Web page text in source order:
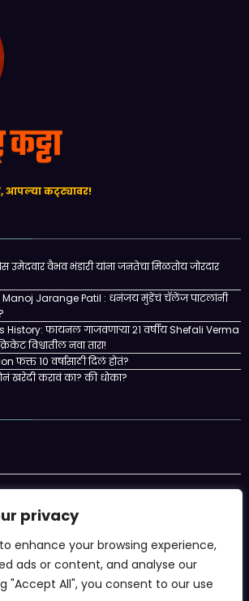
privacy
enhance your browsing experience,
ads or content, and analyse our
"Accept All", you consent to our use
आपल्या कट्ट्यावर!
उमेदवार वैभव भंडारी यांना जनतेचा मिळतोय जोरदार
Jarange Patil : धनंजय मुंडेंचं चॅलेंज पाटलांनी
फायनल गाजवणाऱ्या २१ वर्षीय Shefali Verma
विश्वातील नवा तारा!
10 वर्षासाठी दिलं होतं?
खरेदी करावं का? की धोका?